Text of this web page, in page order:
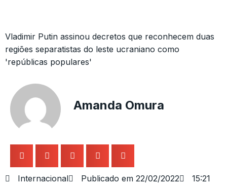
Vladimir Putin assinou decretos que reconhecem duas
regiões separatistas do leste ucraniano como
'repúblicas populares'
Amanda Omura
Internacional Publicado em 22/02/2022 15:21